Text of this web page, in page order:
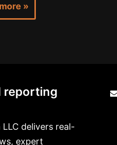
more »
reporting
delivers real-
expert